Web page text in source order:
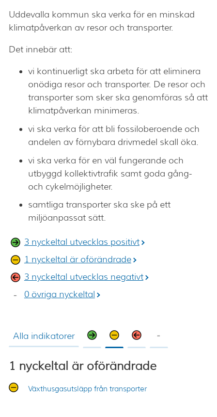
Uddevalla kommun ska verka för en minskad
klimatpåverkan av resor och transporter.
Det innebär att:
vi kontinuerligt ska arbeta för att eliminera
onödiga resor och transporter. De resor och
transporter som sker ska genomföras så att
klimatpåverkan minimeras.
vi ska verka för att bli fossiloberoende och
andelen av förnybara drivmedel skall öka.
vi ska verka för en väl fungerande och
utbyggd kollektivtrafik samt goda gång-
och cykelmöjligheter.
samtliga transporter ska ske på ett
miljöanpassat sätt.
3 nyckeltal utvecklas positivt
1 nyckeltal är oförändrade
3 nyckeltal utvecklas negativt
0 övriga nyckeltal
Alla indikatorer
1 nyckeltal är oförändrade
Växthusgasutsläpp från transporter